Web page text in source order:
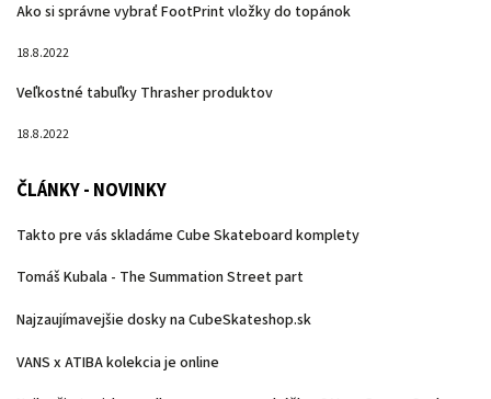
Ako si správne vybrať FootPrint vložky do topánok
18.8.2022
Veľkostné tabuľky Thrasher produktov
18.8.2022
ČLÁNKY - NOVINKY
Takto pre vás skladáme Cube Skateboard komplety
Tomáš Kubala - The Summation Street part
Najzaujímavejšie dosky na CubeSkateshop.sk
VANS x ATIBA kolekcia je online